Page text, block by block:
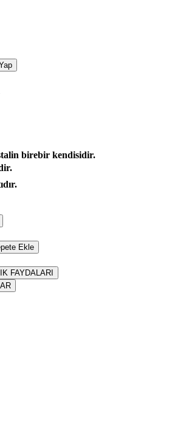
birebir kendisidir.
Ekle
FAYDALARI